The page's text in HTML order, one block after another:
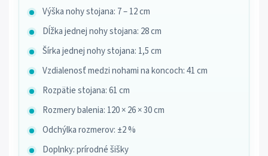
Výška nohy stojana: 7 – 12 cm
Dĺžka jednej nohy stojana: 28 cm
Šírka jednej nohy stojana: 1,5 cm
Vzdialenosť medzi nohami na koncoch: 41 cm
Rozpätie stojana: 61 cm
Rozmery balenia: 120 × 26 × 30 cm
Odchýlka rozmerov: ±2 %
Doplnky: prírodné šišky